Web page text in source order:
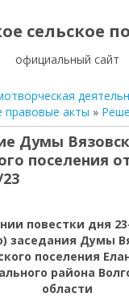
сельское
официальный сайт
правовые акты »
Думы
поселения
повестки дня
заседания Думы
поселения
района
области